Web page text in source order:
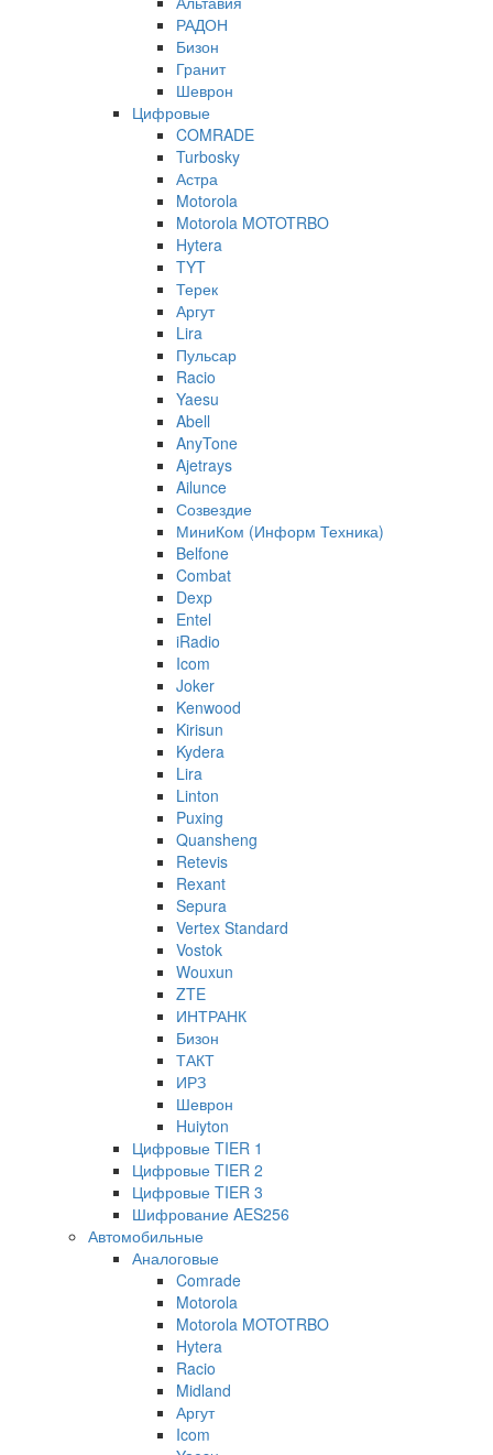
РАДОН
Бизон
Гранит
Шеврон
Цифровые
COMRADE
Turbosky
Астра
Motorola
Motorola MOTOTRBO
Hytera
TYT
Терек
Аргут
Lira
Пульсар
Racio
Yaesu
Abell
AnyTone
Ajetrays
Ailunce
Созвездие
МиниКом (Информ Техника)
Belfone
Combat
Dexp
Entel
iRadio
Icom
Joker
Kenwood
Kirisun
Kydera
Lira
Linton
Puxing
Quansheng
Retevis
Rexant
Sepura
Vertex Standard
Vostok
Wouxun
ZTE
ИНТРАНК
Бизон
ТАКТ
ИРЗ
Шеврон
Huiyton
Цифровые TIER 1
Цифровые TIER 2
Цифровые TIER 3
Шифрование AES256
Автомобильные
Аналоговые
Comrade
Motorola
Motorola MOTOTRBO
Hytera
Racio
Midland
Аргут
Icom